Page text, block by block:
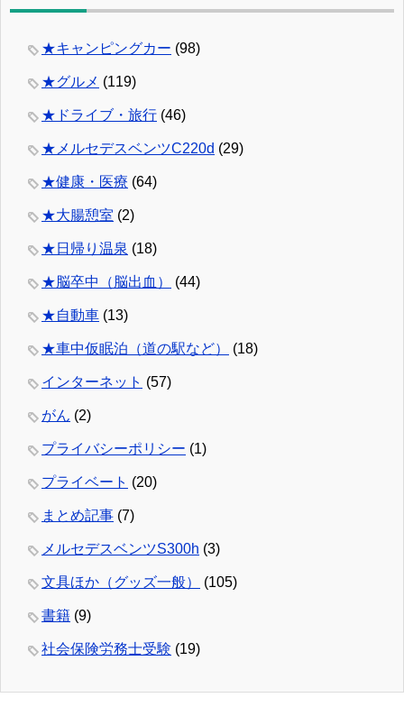
★キャンピングカー (98)
★グルメ (119)
★ドライブ・旅行 (46)
★メルセデスベンツC220d (29)
★健康・医療 (64)
★大腸憩室 (2)
★日帰り温泉 (18)
★脳卒中（脳出血） (44)
★自動車 (13)
★車中仮眠泊（道の駅など） (18)
インターネット (57)
がん (2)
プライバシーポリシー (1)
プライベート (20)
まとめ記事 (7)
メルセデスベンツS300h (3)
文具ほか（グッズ一般） (105)
書籍 (9)
社会保険労務士受験 (19)